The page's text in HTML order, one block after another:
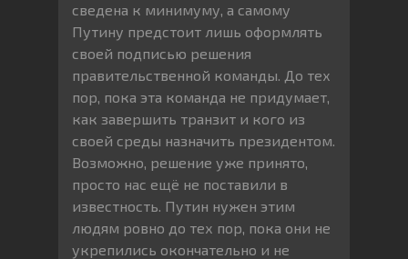
сведена к минимуму, а самому
Путину предстоит лишь оформлять
своей подписью решения
правительственной команды. До тех
пор, пока эта команда не придумает,
как завершить транзит и кого из
своей среды назначить президентом.
Возможно, решение уже принято,
просто нас ещё не поставили в
известность. Путин нужен этим
людям ровно до тех пор, пока они не
укрепились окончательно и не